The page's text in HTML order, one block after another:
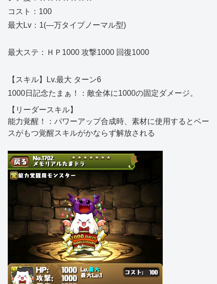
コスト：100
最大Lv：1(―万タイプノーマル型)
最大ステ：ＨＰ1000 攻撃1000 回復1000
【スキル】Lv.最大 ターン6
1000日記念たまぁ！：敵全体に1000の固定ダメージ。
【リーダースキル】
能力覚醒！：パワーアップ合成時、素材に使用するとベー
スがもつ覚醒スキルがかならず解放される